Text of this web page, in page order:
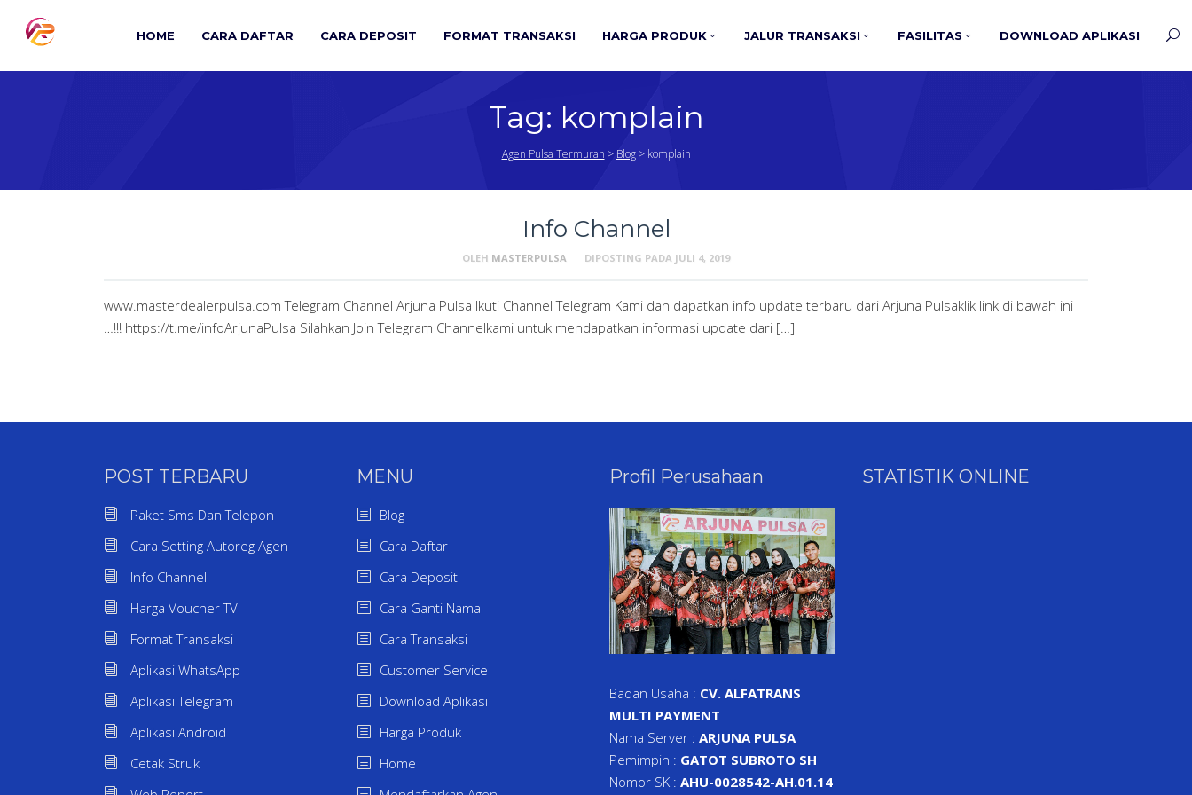
HOME CARA DAFTAR CARA DEPOSIT FORMAT TRANSAKSI HARGA PRODUK JALUR TRANSAKSI FASILITAS DOWNLOAD APLIKASI
Tag: komplain
Agen Pulsa Termurah > Blog> komplain
Info Channel
OLEH MASTERPULSA DIPOSTING PADA JULI 4, 2019
www.masterdealerpulsa.com Telegram Channel Arjuna Pulsa Ikuti Channel Telegram Kami dan dapatkan info update terbaru dari Arjuna Pulsaklik link di bawah ini
…!!! https://t.me/infoArjunaPulsa Silahkan Join Telegram Channelkami untuk mendapatkan informasi update dari […]
POST TERBARU
Paket Sms Dan Telepon
Cara Setting Autoreg Agen
Info Channel
Harga Voucher TV
Format Transaksi
Aplikasi WhatsApp
Aplikasi Telegram
Aplikasi Android
Cetak Struk
MENU
Blog
Cara Daftar
Cara Deposit
Cara Ganti Nama
Cara Transaksi
Customer Service
Download Aplikasi
Harga Produk
Home
Profil Perusahaan
Badan Usaha : CV. ALFATRANS
MULTI PAYMENT
Nama Server : ARJUNA PULSA
Pemimpin : GATOT SUBROTO SH
Nomor SK : AHU-0028542-AH.01.14
STATISTIK ONLINE